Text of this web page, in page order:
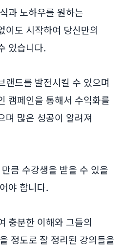
과 노하우를 원하는
이도 시작하여 당신만의
있습니다.
랜드를 발전시킬 수 있으며
캠페인을 통해서 수익화를
며 많은 성공이 알려져
큼 수강생을 받을 수 있을
야 합니다.
충분한 이해와 그들의
정도로 잘 정리된 강의들을